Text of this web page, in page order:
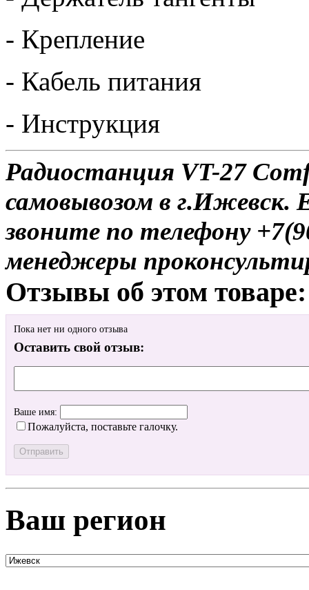
- Крепление
- Кабель питания
- Инструкция
Радиостанция VT-27
самовывозом в г.Ижевск.
звоните по телефону
менеджеры
Отзывы об этом товаре:
Пока нет ни одного отзыва
Оставить свой отзыв:
Ваше имя:
Пожалуйста, поставьте галочку.
Ваш регион